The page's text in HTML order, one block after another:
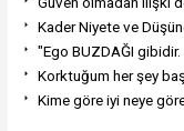
Kader Niyete ve
"Ego BUZDAĞI gibidir.
Korktuğum her şey
Kime göre iyi neye